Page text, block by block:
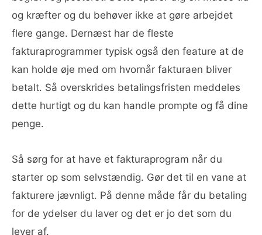
og kræfter og du behøver ikke at gøre arbejdet
flere gange. Dernæst har de fleste
fakturaprogrammer typisk også den feature at de
kan holde øje med om hvornår fakturaen bliver
betalt. Så overskrides betalingsfristen meddeles
dette hurtigt og du kan handle prompte og få dine
penge.
Så sørg for at have et fakturaprogram når du
starter op som selvstændig. Gør det til en vane at
fakturere jævnligt. På denne måde får du betaling
for de ydelser du laver og det er jo det som du
lever af.